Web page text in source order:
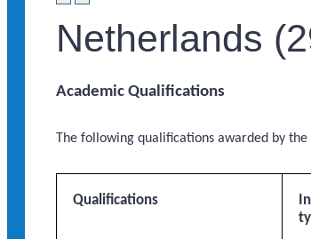
Netherlands
Academic Qualifications
The following qualifications awarded by
Qualifications